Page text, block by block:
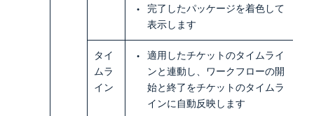
完了したパッケージを着色して
表示します
タイ
ムラ
イン
適用したチケットのタイムライ
ンと連動し、ワークフローの開
始と終了をチケットのタイムラ
インに 自動反映します